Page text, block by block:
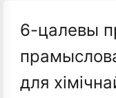
6-цалевы
для